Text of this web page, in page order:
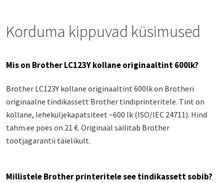
Korduma kippuvad küsimused
Mis on Brother LC123Y kollane originaaltint 600lk?
Brother LC123Y kollane originaaltint 600lk on Brotheri
originaalne tindikassett Brother tindiprinteritele. Tint on
kollane, leheküljekapatsiteet ~600 lk (ISO/IEC 24711). Hind
tahm.ee poes on 21 €. Originaal säilitab Brother
tootjagarantii täielikult.
Millistele Brother printeritele see tindikassett sobib?